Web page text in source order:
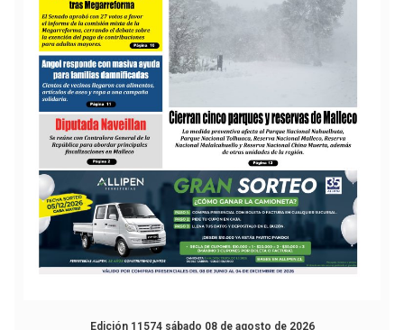
Edición 11574 sábado 08 de agosto de 2026